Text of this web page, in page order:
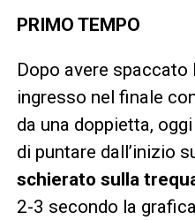
PRIMO TEMPO
Dopo avere spaccato
ingresso nel finale
da una doppietta,
di puntare dall’inizio
schierato sulla
2-3 secondo la